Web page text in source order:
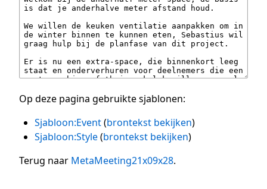
Op deze pagina gebruikte sjablonen:
Sjabloon:Event(brontekst bekijken)
Sjabloon:Style(brontekst bekijken)
Terug naar MetaMeeting21x09x28.